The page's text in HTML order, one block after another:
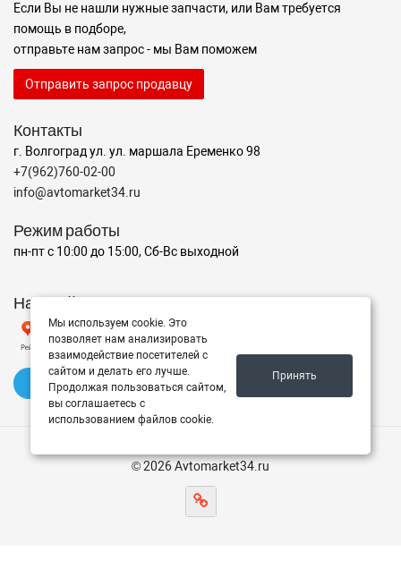
Если Вы не нашли нужные запчасти, или Вам требуется
помощь в подборе,
отправьте нам запрос - мы Вам поможем
Отправить запрос продавцу
Контакты
г. Волгоград ул. ул. маршала Еременко 98
+7(962)760-02-00
info@avtomarket34.ru
Режим работы
пн-пт с 10:00 до 15:00, Сб-Вс выходной
Наш рейтинг на Яндексе
✍️ Оставить отзыв
© 2026 Avtomarket34.ru
Мы используем cookie. Это
позволяет нам анализировать
взаимодействие посетителей с
сайтом и делать его лучше.
Продолжая пользоваться сайтом,
вы соглашаетесь с
использованием файлов cookie.
Принять